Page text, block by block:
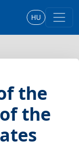
HU
the
the